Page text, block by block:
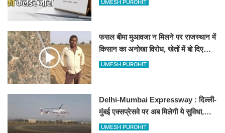
UMESH PUROHIT
फसल बीमा मुआवजा न मिलने पर राजस्थान में
किसान का अनोखा विरोध, खेतों में बो दिए
500-500 रुपए के नोट, वीडियो वायरल
UMESH PUROHIT
Delhi-Mumbai Expressway : दिल्ली-
मुंबई एक्सप्रेसवे पर अब मिलेगी ये सुविधा,
हेलीकॉप्टर सर्विस से तुरंत घायल पहुंचेगा
UMESH PUROHIT